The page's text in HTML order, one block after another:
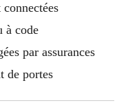
à code
par assurances
de portes